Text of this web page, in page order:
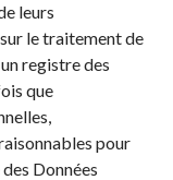
leurs
le traitement de
registre des
que
pour
Données